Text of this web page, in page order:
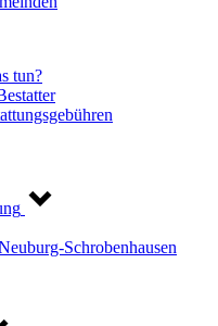
tun?
Schrobenhausen